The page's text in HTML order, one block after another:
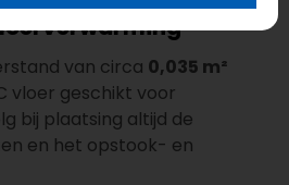
van circa 0,035 m²
vloer geschikt voor
bij plaatsing altijd de
en het opstook- en